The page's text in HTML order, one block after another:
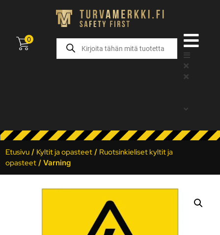
0
Etusivu / Kyltit ja opasteet / Ruotsinkieliset kyltit ja
opasteet / Varning